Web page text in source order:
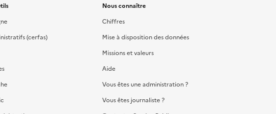
(cerfas)
Nous connaître
Chiffres
Mise à disposition des données
Missions et valeurs
Aide
Vous êtes une administration ?
Vous êtes journaliste ?